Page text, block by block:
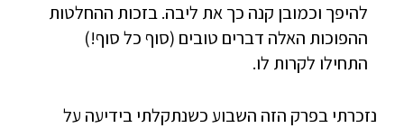
להיפך וכמובן קנה כך את ליבה. בזכות ההחלטות
ההפוכות האלה דברים טובים (סוף כל סוף!)
התחילו לקרות לו.
נזכרתי בפרק הזה השבוע כשנתקלתי בידיעה על